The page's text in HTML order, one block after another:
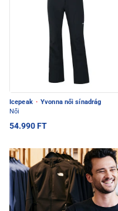
Icepeak · Yvonna női sínadrág
Női
54.990 FT